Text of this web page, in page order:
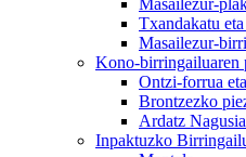
Masailezur-
Txandakatu
Masailezur-
Kono-birringailuaren
Ontzi-forrua
Brontzezko
Ardatz
Inpaktuzko